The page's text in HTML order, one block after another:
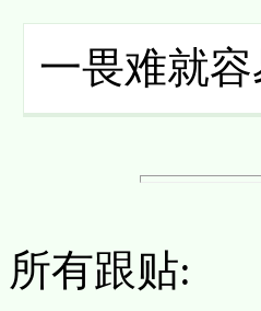
一畏难就
所有跟贴: